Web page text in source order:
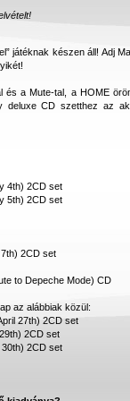
játéknak készen áll! Adj
a Mute-tal, a HOME
deluxe CD szetthez az
4th) 2CD set
5th) 2CD set
7th) 2CD set
to Depeche Mode) CD
az alábbiak közül:
27th) 2CD set
2CD set
30th) 2CD set